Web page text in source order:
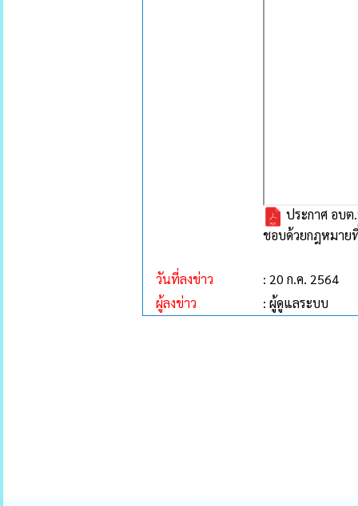
ประกาศ อบต
ชอบด้วยกฎหมาย
วันที่ลงข่าว
: 20 ก.ค. 2564
ผู้ลงข่าว
: ผู้ดูแลระบบ